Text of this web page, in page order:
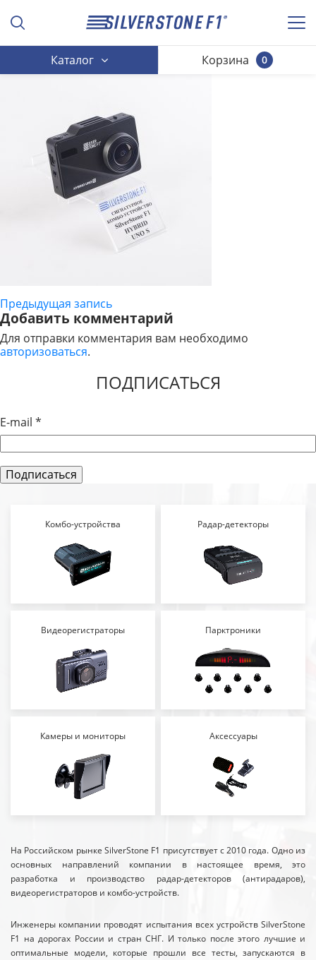
Каталог 0
Корзина
НАВИГАЦИЯ
ПО
ЗАПИСЯМ
Предыдущая запись
Добавить комментарий
Для отправки комментария вам необходимо
авторизоваться.
ПОДПИСАТЬСЯ
E-mail *
Комбо-устройства Радар-детекторы
Видеорегистраторы Парктроники
Камеры и мониторы Аксессуары
На Российском рынке SilverStone F1 присутствует с 2010 года. Одно из
основных направлений компании в настоящее время, это
разработка и производство радар-детекторов (антирадаров),
видеорегистраторов и комбо-устройств.
Инженеры компании проводят испытания всех устройств SilverStone
F1 на дорогах России и стран СНГ. И только после этого лучшие и
оптимальные модели, которые прошли все тесты, запускаются в